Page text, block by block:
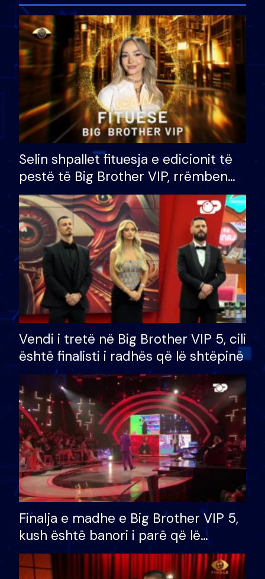
Selin shpallet fituesja e edicionit të
pestë të Big Brother VIP, rrëmben
çmimin e madh prej 100 mijë eurosh
Vendi i tretë në Big Brother VIP 5, cili
është finalisti i radhës që lë shtëpinë
Finalja e madhe e Big Brother VIP 5,
kush është banori i parë që lë
shtëpinë dhe humb mundësinë për
të fituar çmimin e madh